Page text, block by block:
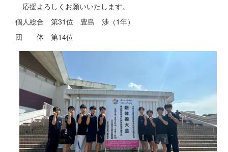
応援よろしくお願いいたします。
個人総合 第31位 豊島 渉（1年）
団 体 第14位